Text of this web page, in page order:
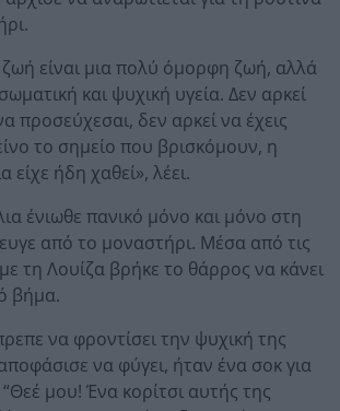
είναι μια πολύ όμορφη ζωή, αλλά
και ψυχική υγεία. Δεν αρκεί
προσεύχεσαι, δεν αρκεί να έχεις
το σημείο που βρισκόμουν, η
είχε ήδη χαθεί», λέει.
ένιωθε πανικό μόνο και μόνο στη
από το μοναστήρι. Μέσα από τις
τη Λουίζα βρήκε το θάρρος να κάνει
βήμα.
να φροντίσει την ψυχική της
να φύγει, ήταν ένα σοκ για
μου! Ένα κορίτσι αυτής της